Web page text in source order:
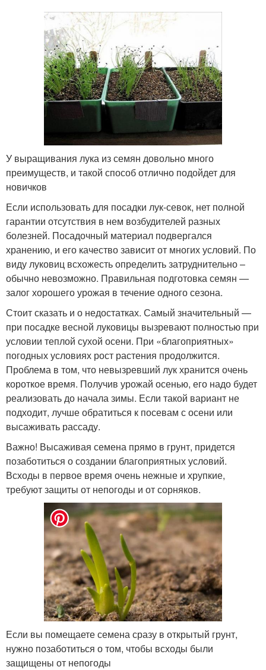
У выращивания лука из семян довольно много
преимуществ, и такой способ отлично подойдет для
новичков
Если использовать для посадки лук-севок, нет полной
гарантии отсутствия в нем возбудителей разных
болезней. Посадочный материал подвергался
хранению, и его качество зависит от многих условий. По
виду луковиц всхожесть определить затруднительно –
обычно невозможно. Правильная подготовка семян —
залог хорошего урожая в течение одного сезона.
Стоит сказать и о недостатках. Самый значительный —
при посадке весной луковицы вызревают полностью при
условии теплой сухой осени. При «благоприятных»
погодных условиях рост растения продолжится.
Проблема в том, что невызревший лук хранится очень
короткое время. Получив урожай осенью, его надо будет
реализовать до начала зимы. Если такой вариант не
подходит, лучше обратиться к посевам с осени или
высаживать рассаду.
Важно! Высаживая семена прямо в грунт, придется
позаботиться о создании благоприятных условий.
Всходы в первое время очень нежные и хрупкие,
требуют защиты от непогоды и от сорняков.
Если вы помещаете семена сразу в открытый грунт,
нужно позаботиться о том, чтобы всходы были
защищены от непогоды